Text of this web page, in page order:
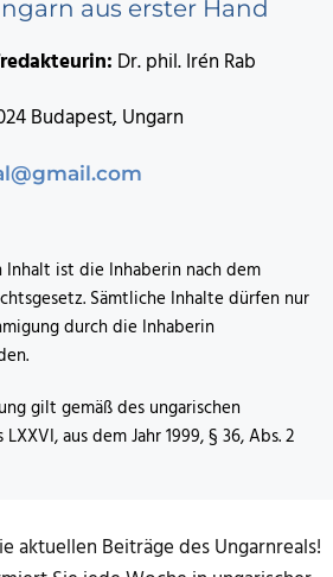
aus erster Hand
Dr. phil. Irén Rab
Budapest, Ungarn
ist die Inhaberin nach dem
Sämtliche Inhalte dürfen nur
durch die Inhaberin
gilt gemäß des ungarischen
aus dem Jahr 1999, § 36, Abs. 2
aktuellen Beiträge des Ungarnreals!